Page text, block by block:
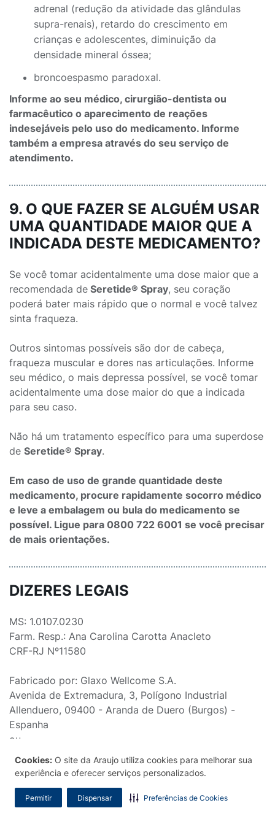
Cookies: O site da Araujo utiliza cookies para melhorar sua
experiência e oferecer serviços personalizados.
Permitir Dispensar Preferências de Cookies
adrenal (redução da atividade das glândulas
supra-renais), retardo do crescimento em
crianças e adolescentes, diminuição da
densidade mineral óssea;
broncoespasmo paradoxal.
Informe ao seu médico, cirurgião-dentista ou
farmacêutico o aparecimento de reações
indesejáveis pelo uso do medicamento. Informe
também a empresa através do seu serviço de
atendimento.
9. O QUE FAZER SE ALGUÉM USAR
UMA QUANTIDADE MAIOR QUE A
INDICADA DESTE MEDICAMENTO?
Se você tomar acidentalmente uma dose maior que a
recomendada de Seretide® Spray, seu coração
poderá bater mais rápido que o normal e você talvez
sinta fraqueza.
Outros sintomas possíveis são dor de cabeça,
fraqueza muscular e dores nas articulações. Informe
seu médico, o mais depressa possível, se você tomar
acidentalmente uma dose maior do que a indicada
para seu caso.
Não há um tratamento específico para uma superdose
de Seretide® Spray.
Em caso de uso de grande quantidade deste
medicamento, procure rapidamente socorro médico
e leve a embalagem ou bula do medicamento se
possível. Ligue para 0800 722 6001 se você precisar
de mais orientações.
DIZERES LEGAIS
MS: 1.0107.0230
Farm. Resp.: Ana Carolina Carotta Anacleto
CRF-RJ Nº11580
Fabricado por: Glaxo Wellcome S.A.
Avenida de Extremadura, 3, Polígono Industrial
Allenduero, 09400 - Aranda de Duero (Burgos) -
Espanha
ou
Glaxo Wellcome Production
- França